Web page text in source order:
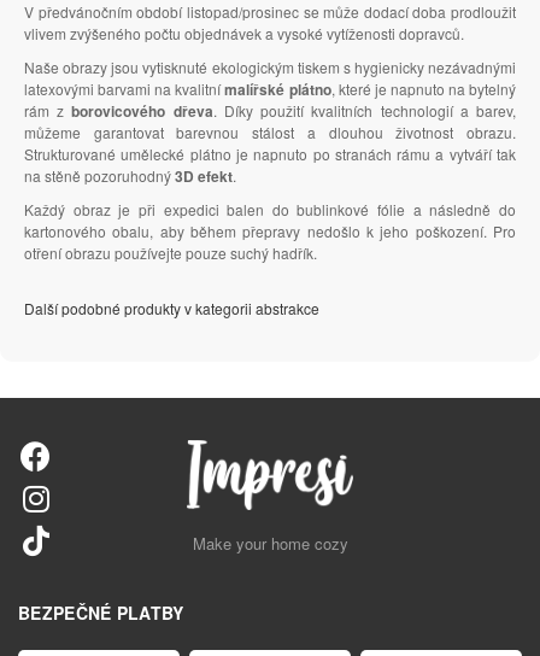
V předvánočním období listopad/prosinec se může dodací doba prodloužit
vlivem zvýšeného počtu objednávek a vysoké vytíženosti dopravců.
Naše obrazy jsou vytisknuté ekologickým tiskem s hygienicky nezávadnými
latexovými barvami na kvalitnímalířské plátno, které je napnuto na bytelný
rám zborovicového dřeva. Díky použití kvalitních technologií a barev,
můžeme garantovat barevnou stálost a dlouhou životnost obrazu.
Strukturované umělecké plátno je napnuto po stranách rámu a vytváří tak
na stěně pozoruhodný3D efekt.
Každý obraz je při expedici balen do bublinkové fólie a následně do
kartonového obalu, aby během přepravy nedošlo k jeho poškození. Pro
otření obrazu používejte pouze suchý hadřík.
Další podobné produkty v kategorii abstrakce
Make your home cozy
BEZPEČNÉ PLATBY